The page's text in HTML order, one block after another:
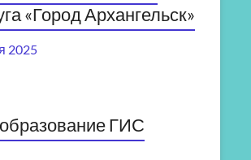
«Город Архангельск»
2025
ГИС